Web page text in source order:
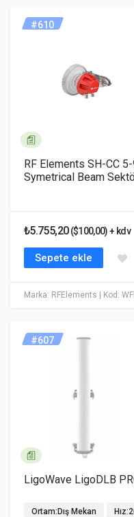
Marka: RFElements | Kod:
#610
RF Elements SH-CC
Symetrical Beam
₺5.755,20($100,00) + kdv
Sepete ekle
#607
LigoWave LigoDLB
Ortam:Dış Mekan